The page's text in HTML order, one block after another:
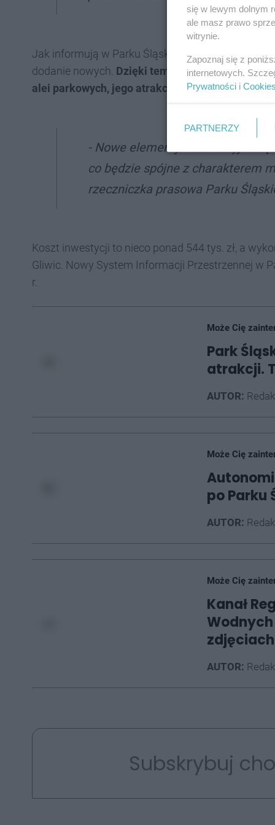
Jak informują w Parku Śląskim projekt zakłada
dodanie nowych. Dzięki temu powstanie
alei parkowych, jego atrakcjach i oferowanych
- Nowe elementy informacyjne
co będzie spójne z charakterem
rzeczniczka prasowa Parku
Koszt inwestycji to nieco ponad 544 tys. zł, a
Gliwic. Nowy System Informacji Przestrzennej w
r.
Może Cię
Park
atrakcji.
AUTOR:
Może Cię
po Parku
AUTOR:
Może Cię
Kanał
zdjęciach
AUTOR:
Subskrybuj
się w lewym dolnym
ale masz prawo
witrynie.
Zapoznaj się z
internetowych.
Prywatności i Cookies
PARTNERZY